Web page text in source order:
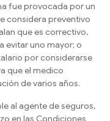
fue provocada por un
considera preventivo
que es correctivo,
evitar uno mayor; o
por considerarse
que el medico
de varios años.
al agente de seguros,
en las Condiciones